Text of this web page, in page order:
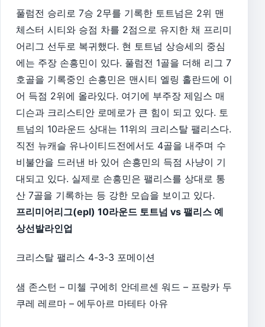
풀럼전 승리로 7승 2무를 기록한 토트넘은 2위 맨
체스터 시티와 승점 차를 2점으로 유지한 채 프리미
어리그 선두로 복귀했다. 현 토트넘 상승세의 중심
에는 주장 손흥민이 있다. 풀럼전 1골을 더해 리그 7
호골을 기록중인 손흥민은 맨시티 엘링 홀란드에 이
어 득점 2위에 올라있다. 여기에 부주장 제임스 매
디슨과 크리스티안 로메로가 큰 힘이 되고 있다. 토
트넘의 10라운드 상대는 11위의 크리스탈 팰리스다.
직전 뉴캐슬 유나이티드전에서도 4골을 내주며 수
비불안을 드러낸 바 있어 손흥민의 득점 사냥이 기
대되고 있다. 실제로 손흥민은 팰리스를 상대로 통
산 7골을 기록하는 등 강한 모습을 보이고 있다.
프리미어리그(epl) 10라운드 토트넘 vs 팰리스 예
상선발라인업
크리스탈 팰리스 4-3-3 포메이션
샘 존스턴 – 미첼 구에히 안데르센 워드 – 프랑카 두
쿠레 레르마 – 에두아르 마테타 아유